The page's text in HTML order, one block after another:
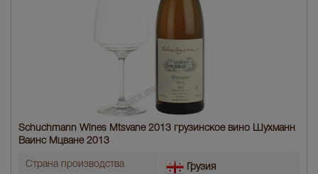
Schuchmann Wines Mtsvane 2013 грузинское вино Шухманн
Ваинс Мцване 2013
Страна производства Грузия